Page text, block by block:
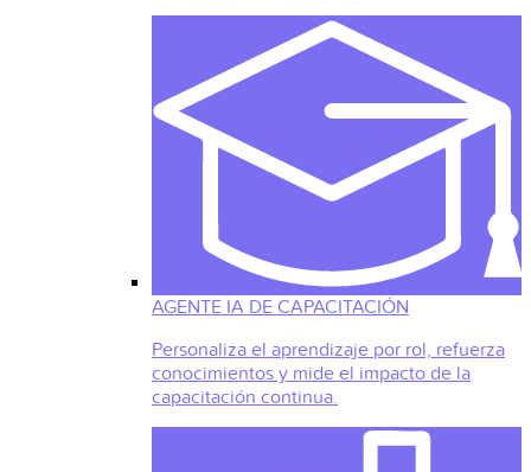
AGENTE IA DE CAPACITACIÓN
Personaliza el aprendizaje por rol, refuerza
conocimientos y mide el impacto de la
capacitación continua.